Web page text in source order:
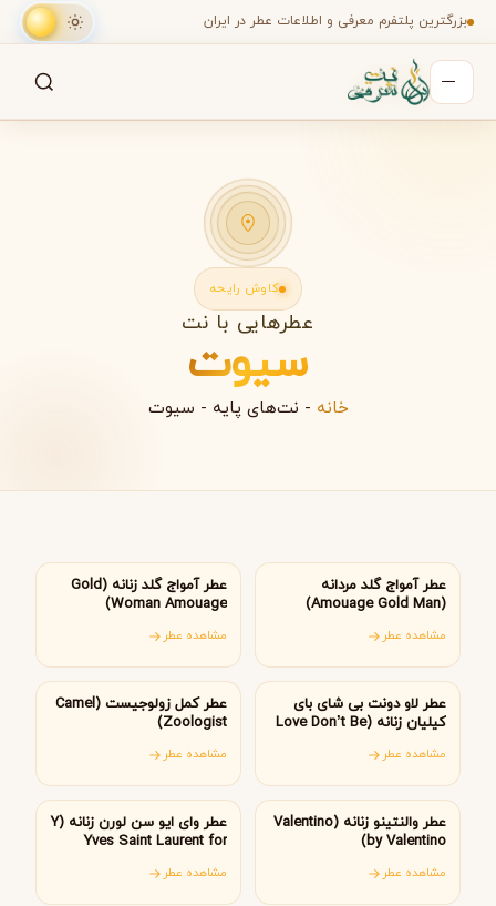
بزرگترین پلتفرم معرفی و اطلاعات عطر در ایران
کاوش رایحه
عطرهایی با نت
سیوت
خانه - نت‌های پایه - سیوت
عطر آمواج گلد مردانه
(Amouage Gold Man)
مشاهده عطر
عطر آمواج گلد زنانه (Gold
Woman Amouage)
مشاهده عطر
عطر لاو دونت بی شای بای
کیلیان زنانه (Love Don’t Be
مشاهده عطر
عطر کمل زولوجیست (Camel
Zoologist)
مشاهده عطر
عطر والنتینو زنانه (Valentino
by Valentino)
مشاهده عطر
عطر وای ایو سن لورن زنانه (Y
Yves Saint Laurent for
مشاهده عطر